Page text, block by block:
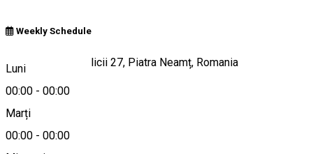
Weekly Schedule
Luni
00:00 - 00:00
Marți
00:00 - 00:00
Bulevardul Republicii 27, Piatra Neamț, Romania
Hartă